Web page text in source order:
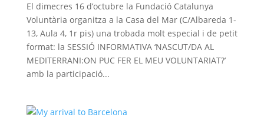
El dimecres 16 d’octubre la Fundació Catalunya
Voluntària organitza a la Casa del Mar (C/Albareda 1-
13, Aula 4, 1r pis) una trobada molt especial i de petit
format: la SESSIÓ INFORMATIVA ‘NASCUT/DA AL
MEDITERRANI:ON PUC FER EL MEU VOLUNTARIAT?’
amb la participació...